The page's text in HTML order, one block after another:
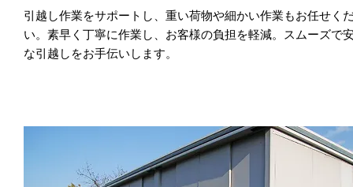
引越し作業をサポートし、重い荷物や細かい作業もお任せく
い。素早く丁寧に作業し、お客様の負担を軽減。スムーズで
な引越しをお手伝いします。